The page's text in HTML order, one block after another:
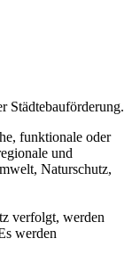
Städtebauförderung.
funktionale oder
und
Naturschutz,
verfolgt, werden
werden